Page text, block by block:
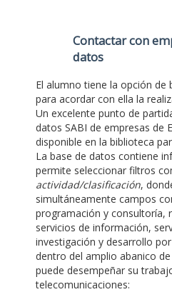
Contactar con
datos
El alumno tiene la opción de
para acordar con ella la
Un excelente punto de
datos SABI de empresas de
disponible en la biblioteca
La base de datos contiene
permite seleccionar filtros
actividad/clasificación,
simultáneamente campos
programación y consultoría,
servicios de información,
investigación y desarrollo
dentro del amplio abanico
puede desempeñar su
telecomunicaciones: